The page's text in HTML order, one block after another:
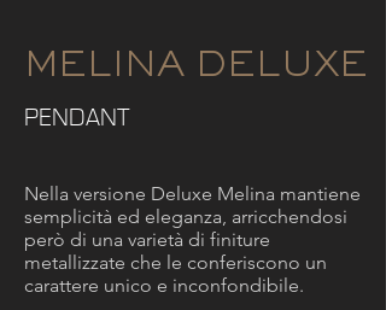
MELINA DELUXE
PENDANT
Nella versione Deluxe Melina mantiene
semplicità ed eleganza, arricchendosi
però di una varietà di finiture
metallizzate che le conferiscono un
carattere unico e inconfondibile.